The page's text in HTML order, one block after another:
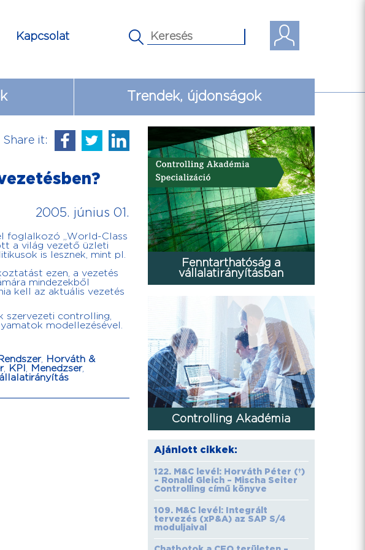
Kapcsolat
Trendek, újdonságok
Share it:
2005. június 01.
foglalkozó „World-Class
a világ vezető üzleti
is lesznek, mint pl.
ezen, a vezetés
mindezekből
kell az aktuális vezetés
szervezeti controlling,
modellezésével.
, Horváth &
, KPI , Menedzser,
Fenntarthatóság a
vállalatirányításban
Controlling Akadémia
Ajánlott cikkek:
122. M&C levél: Horváth Péter (†)
– Ronald Gleich – Mischa Seiter
Controlling című könyve
109. M&C levél: Integrált
tervezés (xP&A) az SAP S/4
moduljaival